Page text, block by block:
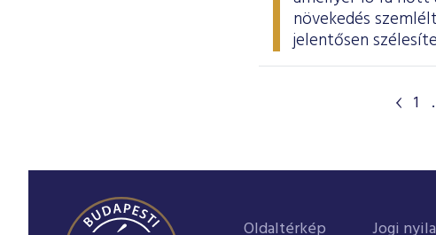
növekedés
jelentősen
1
Oldaltérkép Jogi